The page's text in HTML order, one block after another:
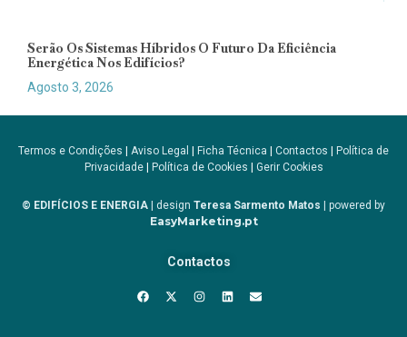
Serão Os Sistemas Híbridos O Futuro Da Eficiência
Energética Nos Edifícios?
Agosto 3, 2026
Termos e Condições | Aviso Legal | Ficha Técnica | Contactos | Política de
Privacidade| Política de Cookies | Gerir Cookies
© EDIFÍCIOS E ENERGIA | design Teresa Sarmento Matos | powered by
EasyMarketing.pt
Contactos